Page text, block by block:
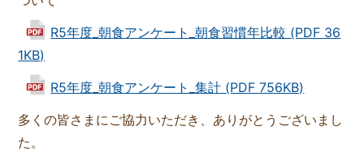
R5年度_朝食アンケート_朝食習慣年比較 (PDF 36
1KB)
R5年度_朝食アンケート_集計 (PDF 756KB)
多くの皆さまにご協力いただき、ありがとうございまし
た。